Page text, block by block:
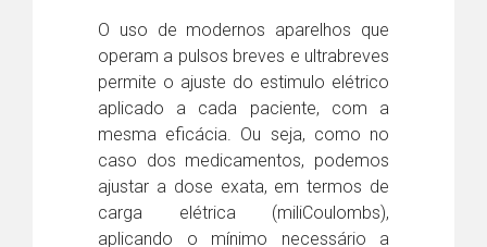
O uso de modernos aparelhos que
operam a pulsos breves e ultrabreves
permite o ajuste do estimulo elétrico
aplicado a cada paciente, com a
mesma eficácia. Ou seja, como no
caso dos medicamentos, podemos
ajustar a dose exata, em termos de
carga elétrica (miliCoulombs),
aplicando o mínimo necessário a